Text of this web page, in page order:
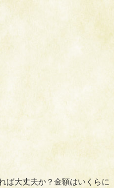
ば大丈夫か？金額はいくらに